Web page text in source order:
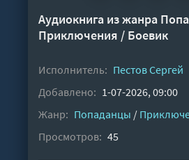
Аудиокнига из жанра
Приключения / Боевик
Исполнитель: Пестов Сергей
Добавлено: 1-07-2026, 09:00
Жанр: Попаданцы /
Просмотров: 45